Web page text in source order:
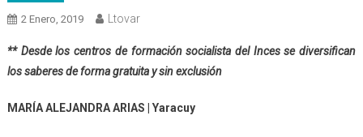
2 Enero, 2019 Ltovar
** Desde los centros de formación socialista del Inces se diversifican
los saberes de forma gratuita y sin exclusión
MARÍA ALEJANDRA ARIAS | Yaracuy